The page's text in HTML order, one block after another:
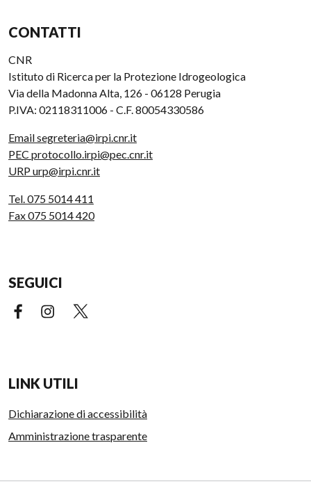
CONTATTI
CNR
Istituto di Ricerca per la Protezione Idrogeologica
Via della Madonna Alta, 126 - 06128 Perugia
P.IVA: 02118311006 - C.F. 80054330586
Email segreteria@irpi.cnr.it
PEC protocollo.irpi@pec.cnr.it
URP urp@irpi.cnr.it
Tel. 075 5014 411
Fax 075 5014 420
SEGUICI
Facebook (link esterno)
Instagram (link esterno)
LINK UTILI
Dichiarazione di accessibilità
Amministrazione trasparente